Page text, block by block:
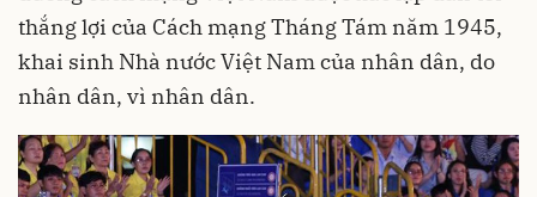
thắng lợi của Cách mạng Tháng Tám năm 1945,
khai sinh Nhà nước Việt Nam của nhân dân, do
nhân dân, vì nhân dân.